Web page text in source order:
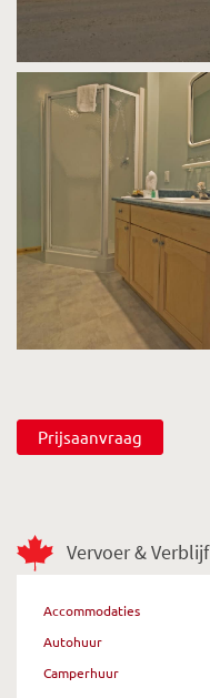
Vervoer & Verblijf
Accommodaties
Autohuur
Camperhuur
Prijsaanvraag